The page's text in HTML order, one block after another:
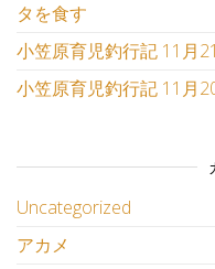
タを食す
小笠原育児釣行記 11月
小笠原育児釣行記 11月
Uncategorized
アカメ